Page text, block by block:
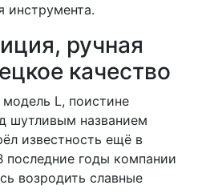
инструмента.
ручная
качество
L, поистине
шутливым названием
известность ещё в
годы компании
возродить славные